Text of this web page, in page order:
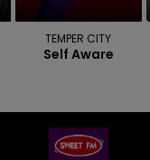
TEMPER CITY
Self Aware